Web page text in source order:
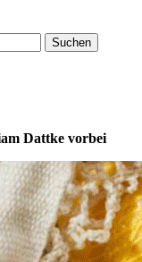
Suchen
Dattke vorbei